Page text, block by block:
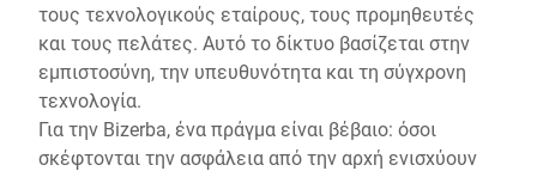
τους τεχνολογικούς εταίρους, τους προμηθευτές
και τους πελάτες. Αυτό το δίκτυο βασίζεται στην
εμπιστοσύνη, την υπευθυνότητα και τη σύγχρονη
τεχνολογία.
Για την Bizerba, ένα πράγμα είναι βέβαιο: όσοι
σκέφτονται την ασφάλεια από την αρχή ενισχύουν